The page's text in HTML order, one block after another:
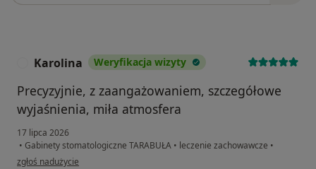
Karolina Weryfikacja wizyty
Precyzyjnie, z zaangażowaniem, szczegółowe
wyjaśnienia, miła atmosfera
17 lipca 2026
• Gabinety stomatologiczne TARABUŁA • leczenie zachowawcze •
w opinii użytkownika Karolina
zgłoś nadużycie